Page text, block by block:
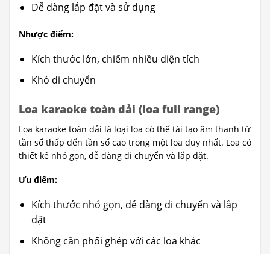
Dễ dàng lắp đặt và sử dụng
Nhược điểm:
Kích thước lớn, chiếm nhiều diện tích
Khó di chuyển
Loa karaoke toàn dải (loa full range)
Loa karaoke toàn dải là loại loa có thể tái tạo âm thanh từ
tần số thấp đến tần số cao trong một loa duy nhất. Loa có
thiết kế nhỏ gọn, dễ dàng di chuyển và lắp đặt.
Ưu điểm:
Kích thước nhỏ gọn, dễ dàng di chuyển và lắp
đặt
Không cần phối ghép với các loa khác